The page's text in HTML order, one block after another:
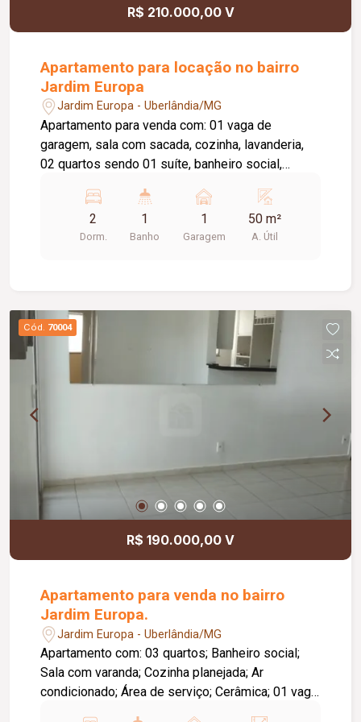
R$ 210.000,00 V
Apartamento para locação no bairro
Jardim Europa
Jardim Europa - Uberlândia/MG
Apartamento para venda com: 01 vaga de
garagem, sala com sacada, cozinha, lavanderia,
02 quartos sendo 01 suíte, banheiro social,
2
Dorm.
1
Banho
1
Garagem
50 m²
A. Útil
Cód. 70004
R$ 190.000,00 V
Apartamento para venda no bairro
Jardim Europa.
Jardim Europa - Uberlândia/MG
Apartamento com: 03 quartos; Banheiro social;
Sala com varanda; Cozinha planejada; Ar
condicionado; Área de serviço; Cerâmica; 01 vaga